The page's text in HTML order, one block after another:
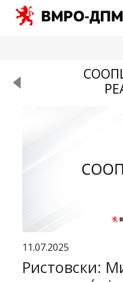
11.07.2025
Ристовски: